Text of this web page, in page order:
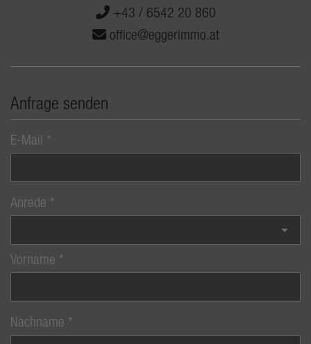
+43 / 6542 20 860
office@eggerimmo.at
Anfrage senden
E-Mail
Anrede
Vorname
Nachname